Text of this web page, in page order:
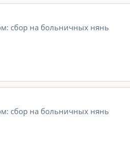
сбор на больничных нянь
сбор на больничных нянь